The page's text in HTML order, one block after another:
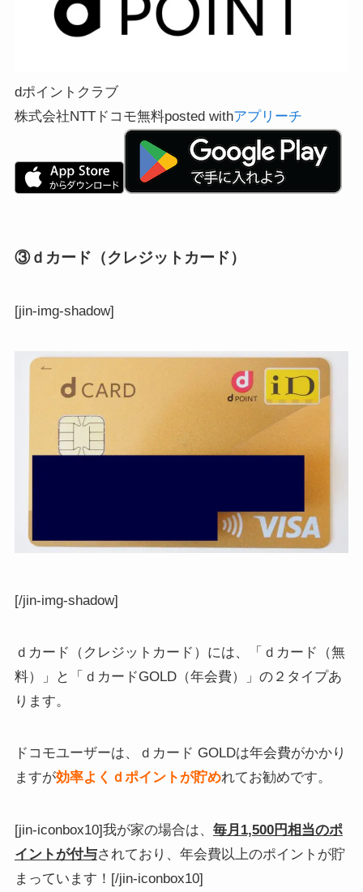
dポイントクラブ
株式会社NTTドコモ無料posted withアプリーチ
③ｄカード（クレジットカード）
[jin-img-shadow]
[/jin-img-shadow]
ｄカード（クレジットカード）には、「ｄカード（無
料）」と「ｄカードGOLD（年会費）」の２タイプあ
ります。
ドコモユーザーは、ｄカード GOLDは年会費がかかり
ますが効率よくｄポイントが貯めれてお勧めです。
[jin-iconbox10]我が家の場合は、 毎月1,500円相当のポ
イントが付与されており、年会費以上のポイントが貯
まっています！[/jin-iconbox10]